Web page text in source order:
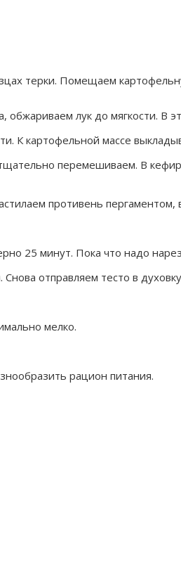
терки. Помещаем
обжариваем лук до мягкости. В
К картофельной массе
перемешиваем. В
противень
25 минут. Пока что надо
отправляем тесто в
мелко.
рацион питания.